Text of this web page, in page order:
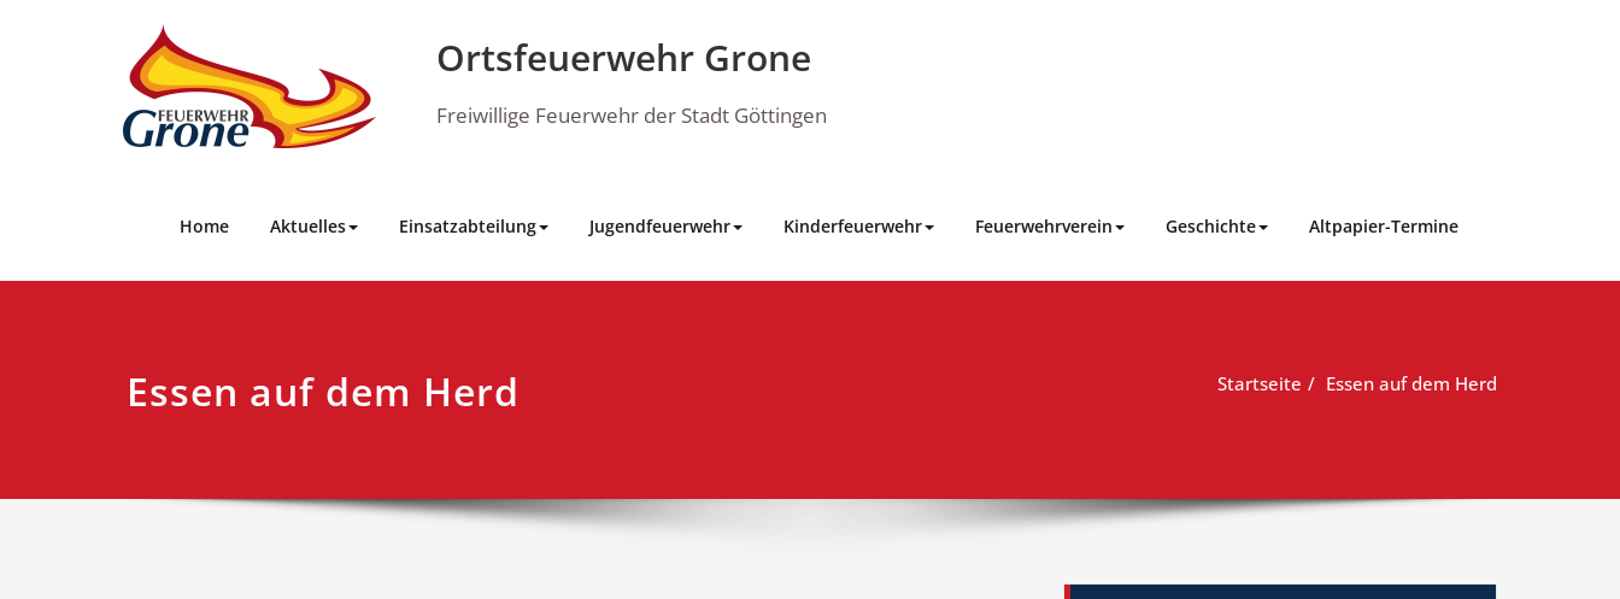
Ortsfeuerwehr Grone
Freiwillige Feuerwehr der Stadt Göttingen
Home Aktuelles Einsatzabteilung Jugendfeuerwehr Kinderfeuerwehr Feuerwehrverein Geschichte Altpapier-Termine
Essen auf dem Herd Startseite Essen auf dem Herd